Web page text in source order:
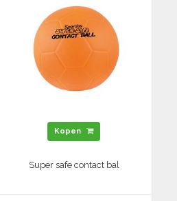
Kopen
Super safe contact bal